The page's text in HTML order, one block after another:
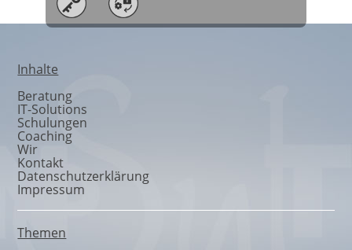
Inhalte
Beratung
IT-Solutions
Schulungen
Coaching
Wir
Kontakt
Datenschutzerklärung
Impressum
Themen